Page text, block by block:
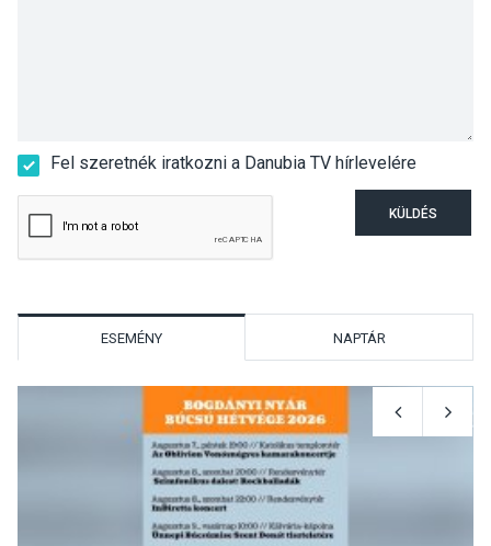
Fel szeretnék iratkozni a Danubia TV hírlevelére
KÜLDÉS
ESEMÉNY NAPTÁR